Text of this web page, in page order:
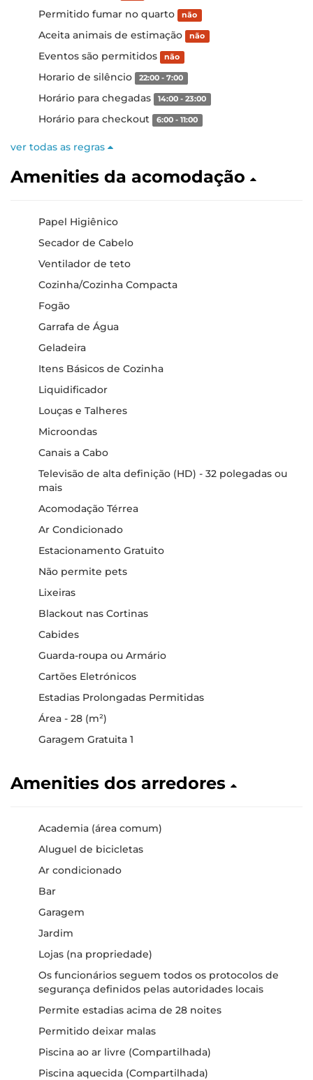
Permitido fumar no quarto não
Aceita animais de estimação não
Eventos são permitidos não
Horario de silêncio 22:00 - 7:00
Horário para chegadas 14:00 - 23:00
Horário para checkout 6:00 - 11:00
ver todas as regras
Amenities da acomodação
Papel Higiênico
Secador de Cabelo
Ventilador de teto
Cozinha/Cozinha Compacta
Fogão
Garrafa de Água
Geladeira
Itens Básicos de Cozinha
Liquidificador
Louças e Talheres
Microondas
Canais a Cabo
Televisão de alta definição (HD) - 32 polegadas ou
mais
Acomodação Térrea
Ar Condicionado
Estacionamento Gratuito
Não permite pets
Lixeiras
Blackout nas Cortinas
Cabides
Guarda-roupa ou Armário
Cartões Eletrónicos
Estadias Prolongadas Permitidas
Área - 28 (m²)
Garagem Gratuita 1
Amenities dos arredores
Academia (área comum)
Aluguel de bicicletas
Ar condicionado
Bar
Garagem
Jardim
Lojas (na propriedade)
Os funcionários seguem todos os protocolos de
segurança definidos pelas autoridades locais
Permite estadias acima de 28 noites
Permitido deixar malas
Piscina ao ar livre (Compartilhada)
Piscina aquecida (Compartilhada)